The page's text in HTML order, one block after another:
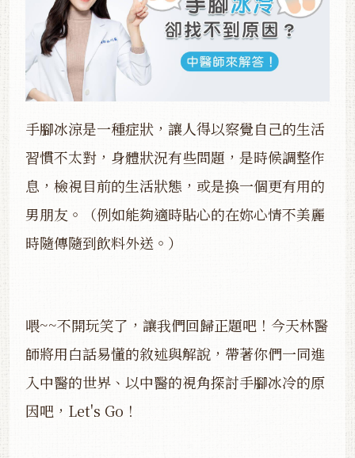
手腳冰涼是一種症狀，讓人得以察覺自己的生活
習慣不太對，身體狀況有些問題，是時候調整作
息，檢視目前的生活狀態，或是換一個更有用的
男朋友。（例如能夠適時貼心的在妳心情不美麗
時隨傳隨到飲料外送。）
喂~~不開玩笑了，讓我們回歸正題吧！今天林醫
師將用白話易懂的敘述與解說，帶著你們一同進
入中醫的世界、以中醫的視角探討手腳冰冷的原
因吧，Let's Go！